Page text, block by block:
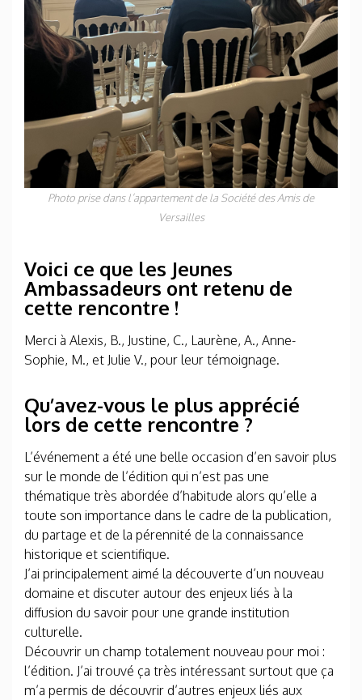
Photo prise dans l’appartement de la Société des Amis de
Versailles
Voici ce que les Jeunes
Ambassadeurs ont retenu de
cette rencontre !
Merci à Alexis, B., Justine, C., Laurène, A., Anne-
Sophie, M., et Julie V., pour leur témoignage.
Qu’avez-vous le plus apprécié
lors de cette rencontre ?
L’événement a été une belle occasion d’en savoir plus
sur le monde de l’édition qui n’est pas une
thématique très abordée d’habitude alors qu’elle a
toute son importance dans le cadre de la publication,
du partage et de la pérennité de la connaissance
historique et scientifique.
J’ai principalement aimé la découverte d’un nouveau
domaine et discuter autour des enjeux liés à la
diffusion du savoir pour une grande institution
culturelle.
Découvrir un champ totalement nouveau pour moi :
l’édition. J’ai trouvé ça très intéressant surtout que ça
m’a permis de découvrir d’autres enjeux liés aux